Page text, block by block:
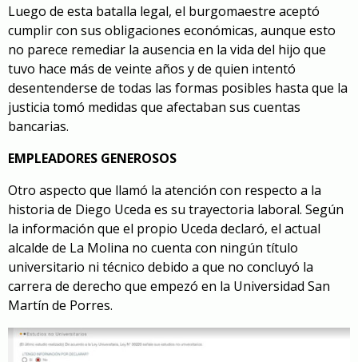
Luego de esta batalla legal, el burgomaestre aceptó
cumplir con sus obligaciones económicas, aunque esto
no parece remediar la ausencia en la vida del hijo que
tuvo hace más de veinte años y de quien intentó
desentenderse de todas las formas posibles hasta que la
justicia tomó medidas que afectaban sus cuentas
bancarias.
EMPLEADORES GENEROSOS
Otro aspecto que llamó la atención con respecto a la
historia de Diego Uceda es su trayectoria laboral. Según
la información que el propio Uceda declaró, el actual
alcalde de La Molina no cuenta con ningún título
universitario ni técnico debido a que no concluyó la
carrera de derecho que empezó en la Universidad San
Martín de Porres.